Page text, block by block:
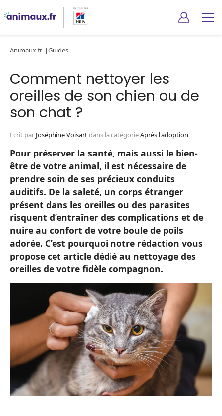
Animaux.fr Guides
Comment nettoyer les
oreilles de son chien ou de
son chat ?
Ecrit par Joséphine Voisartdans la catégorieAprès l'adoption
Pour préserver la santé, mais aussi le bien-
être de votre animal, il est nécessaire de
prendre soin de ses précieux conduits
auditifs. De la saleté, un corps étranger
présent dans les oreilles ou des parasites
risquent d’entraîner des complications et de
nuire au confort de votre boule de poils
adorée. C’est pourquoi notre rédaction vous
propose cet article dédié au nettoyage des
oreilles de votre fidèle compagnon.